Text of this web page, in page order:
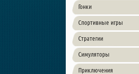
Гонки
Спортивные игры
Стратегии
Симуляторы
Приключения